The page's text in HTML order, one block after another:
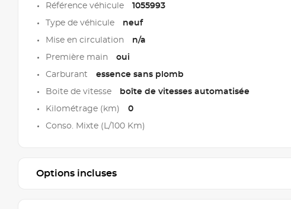
Référence véhicule 1055993
Type de véhicule neuf
Mise en circulation n/a
Première main oui
Carburant essence sans plomb
Boite de vitesse boîte de vitesses automatisée
Kilométrage (km) 0
Conso. Mixte (L/100 Km)
Options incluses